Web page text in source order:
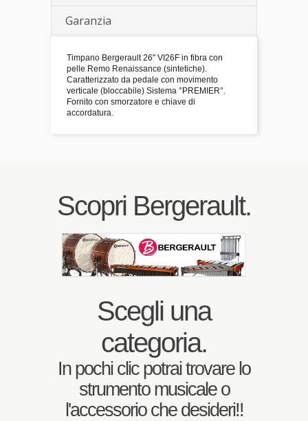
Garanzia
Timpano Bergerault 26" VI26F in fibra con
pelle Remo Renaissance (sintetiche).
Caratterizzato da pedale con movimento
verticale (bloccabile) Sistema °PREMIER°.
Fornito con smorzatore e chiave di
accordatura.
Scopri Bergerault.
Scegli una
categoria.
In pochi clic potrai trovare lo
strumento musicale o
l'accessorio che desideri!!